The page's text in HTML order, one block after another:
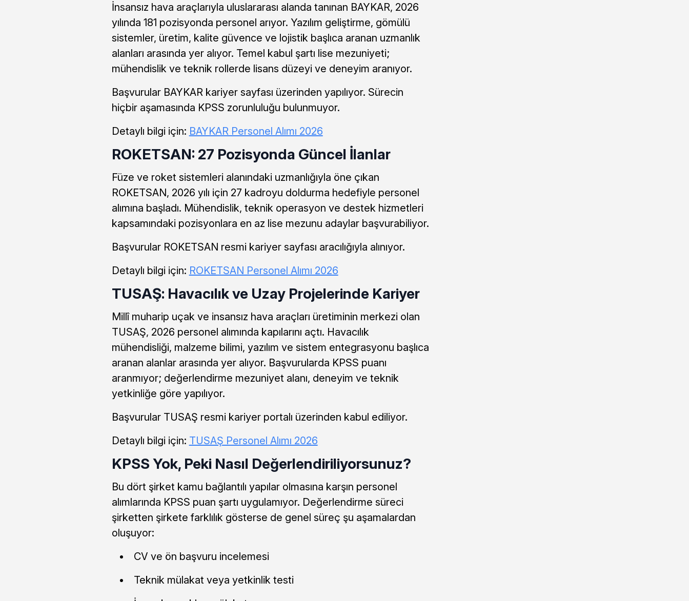
İnsansız hava araçlarıyla uluslararası alanda tanınan BAYKAR, 2026
yılında 181 pozisyonda personel arıyor. Yazılım geliştirme, gömülü
sistemler, üretim, kalite güvence ve lojistik başlıca aranan uzmanlık
alanları arasında yer alıyor. Temel kabul şartı lise mezuniyeti;
mühendislik ve teknik rollerde lisans düzeyi ve deneyim aranıyor.
Başvurular BAYKAR kariyer sayfası üzerinden yapılıyor. Sürecin
hiçbir aşamasında KPSS zorunluluğu bulunmuyor.
Detaylı bilgi için: BAYKAR Personel Alımı 2026
ROKETSAN: 27 Pozisyonda Güncel İlanlar
Füze ve roket sistemleri alanındaki uzmanlığıyla öne çıkan
ROKETSAN, 2026 yılı için 27 kadroyu doldurma hedefiyle personel
alımına başladı. Mühendislik, teknik operasyon ve destek hizmetleri
kapsamındaki pozisyonlara en az lise mezunu adaylar başvurabiliyor.
Başvurular ROKETSAN resmi kariyer sayfası aracılığıyla alınıyor.
Detaylı bilgi için: ROKETSAN Personel Alımı 2026
TUSAŞ: Havacılık ve Uzay Projelerinde Kariyer
Millî muharip uçak ve insansız hava araçları üretiminin merkezi olan
TUSAŞ, 2026 personel alımında kapılarını açtı. Havacılık
mühendisliği, malzeme bilimi, yazılım ve sistem entegrasyonu başlıca
aranan alanlar arasında yer alıyor. Başvurularda KPSS puanı
aranmıyor; değerlendirme mezuniyet alanı, deneyim ve teknik
yetkinliğe göre yapılıyor.
Başvurular TUSAŞ resmi kariyer portalı üzerinden kabul ediliyor.
Detaylı bilgi için: TUSAŞ Personel Alımı 2026
KPSS Yok, Peki Nasıl Değerlendiriliyorsunuz?
Bu dört şirket kamu bağlantılı yapılar olmasına karşın personel
alımlarında KPSS puan şartı uygulamıyor. Değerlendirme süreci
şirketten şirkete farklılık gösterse de genel süreç şu aşamalardan
oluşuyor:
CV ve ön başvuru incelemesi
Teknik mülakat veya yetkinlik testi